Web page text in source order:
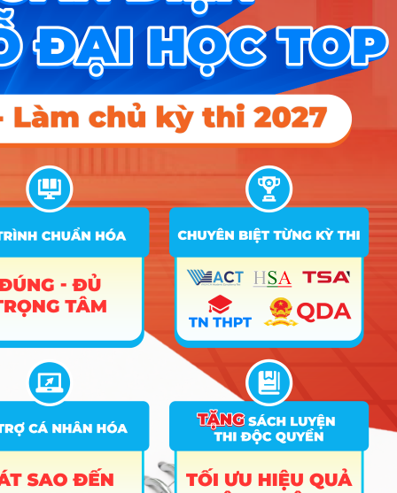
Tiên tiến
Anh nhân hệ
số 2)
A01; D01; D07; X25; X26; X27;
X28
A00; A01; C01; C02; D01; D07;
24.1
CT Tiên tiến
Anh nhân hệ
A01; D01; D07; X25; X26; X27;
22 Quản lý công 16.5 18
nhân lực
X02; X06; X26; X27; X56
Hệ thống
quản lý
X02; X06; X10; X26
25 Luật
A00; A01; C03; D01; D03; D05;
D06; X01
23.2 24.75 23.4
26 Luật kinh tế
A00; A01; C03; D01; D03; D05;
D06; X01
23.25 24.75 23.9
Luật kinh tế
– CT Tiên
tiến
Anh nhân hệ
A01; D01; D09; X25
28
liệu
A00; A01; C01; C02; D01; D07;
X02; X06; X10; X26
20.3 20 23.9